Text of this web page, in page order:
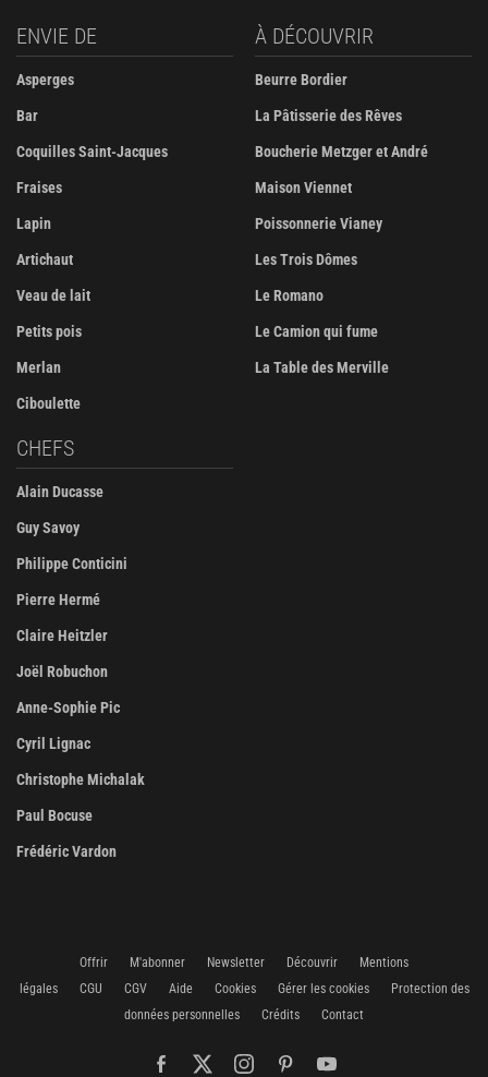
ENVIE DE
Asperges
Bar
Coquilles Saint-Jacques
Fraises
Lapin
Artichaut
Veau de lait
Petits pois
Merlan
Ciboulette
À DÉCOUVRIR
Beurre Bordier
La Pâtisserie des Rêves
Boucherie Metzger et André
Maison Viennet
Poissonnerie Vianey
Les Trois Dômes
Le Romano
Le Camion qui fume
La Table des Merville
CHEFS
Alain Ducasse
Guy Savoy
Philippe Conticini
Pierre Hermé
Claire Heitzler
Joël Robuchon
Anne-Sophie Pic
Cyril Lignac
Christophe Michalak
Paul Bocuse
Frédéric Vardon
Offrir M'abonner Newsletter Découvrir
Mentions
légales
CGU CGV Aide Cookies Gérer les cookies
Protection des
données personnelles
Crédits Contact